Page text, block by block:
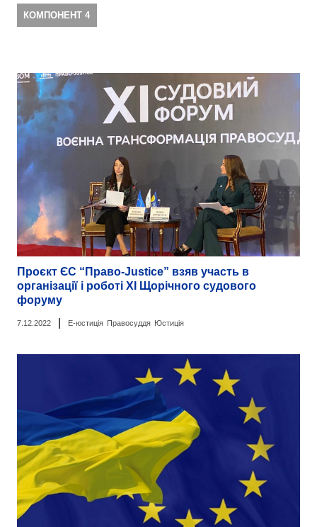
КОМПОНЕНТ 4
Проєкт ЄС “Право-Justice” взяв участь в
організації і роботі ХІ Щорічного судового
форуму
7.12.2022 Е-юстиція Правосуддя Юстиція